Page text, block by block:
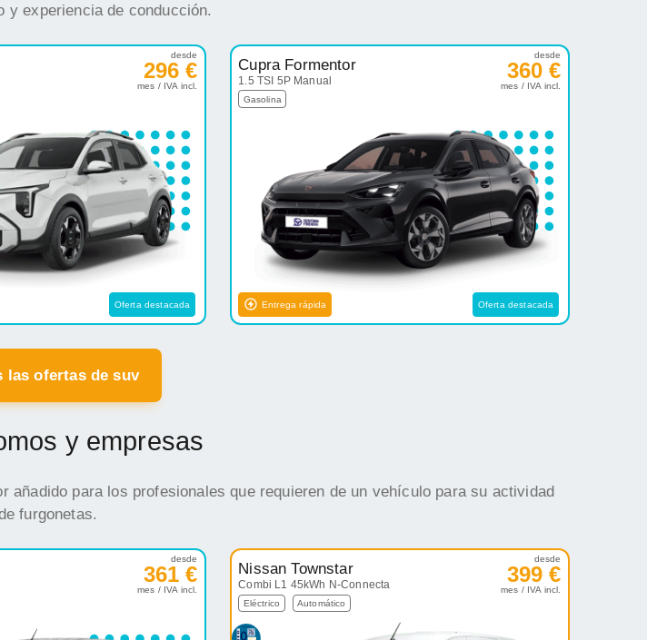
y experiencia de conducción.
desde
296 €
mes / IVA incl.
Oferta destacada
Cupra Formentor
1.5 TSI 5P Manual
Gasolina
desde
360 €
mes / IVA incl.
Entrega rápida Oferta destacada
las ofertas de suv
y empresas
para los profesionales que requieren de un vehículo para su actividad
furgonetas.
desde
361 €
mes / IVA incl.
Nissan Townstar
Combi L1 45kWh N-Connecta
Eléctrico Automático
desde
399 €
mes / IVA incl.